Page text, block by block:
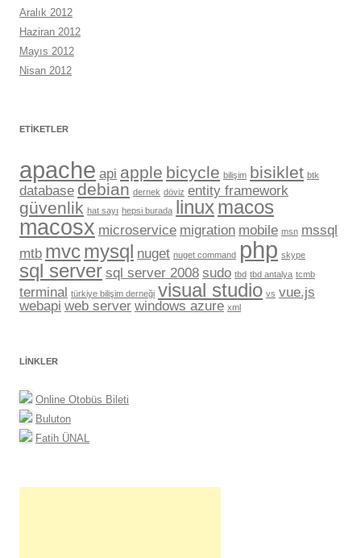
Aralık 2012
Haziran 2012
Mayıs 2012
Nisan 2012
ETIKETLER
apache api apple bicycle bilişim bisiklet btk
database debian dernek döviz entity framework
güvenlik hat sayı hepsi burada linux macos
macosx microservice migration mobile msn mssql
mtb mvcmysql nuget nuget command php skype
sql server sql server 2008 sudo tbd tbd antalya tcmb
terminal türkiye bilişim derneği visual studio vs vue.js
webapi web server windows azure xml
LINKLER
Online Otobüs Bileti
Buluton
Fatih ÜNAL